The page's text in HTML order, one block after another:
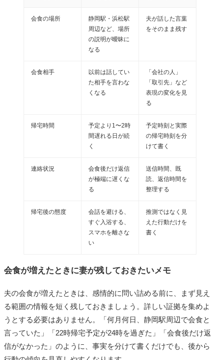
会食の場所
静岡駅・浜松駅
周辺など、場所
の説明が曖昧に
なる
夫が話した言葉
をそのまま残す
会食相手
以前は話してい
た相手を言わな
くなる
「会社の人」
「取引先」など
表現の変化を見
る
帰宅時間
予定より1〜2時
間遅れる日が続
く
予定時刻と実際
の帰宅時刻を分
けて書く
連絡状況
会食後だけ返信
が極端に遅くな
る
送信時間、既
読、返信時間を
整理する
帰宅後の態度
会話を避ける、
すぐ入浴する、
スマホを離さな
い
推測ではなく見
えた行動だけを
書く
会食が増えたときに妻が残しておきたいメモ
夫の会食が増えたときは、感情的に問い詰める前に、まず見え
る範囲の情報を短く残しておきましょう。詳しい証拠を集めよ
うとする必要はありません。「何月何日、静岡駅周辺で会食と
言っていた」「22時帰宅予定が24時を過ぎた」「会食後だけ返
信がなかった」のように、事実を分けて書くだけでも、後から